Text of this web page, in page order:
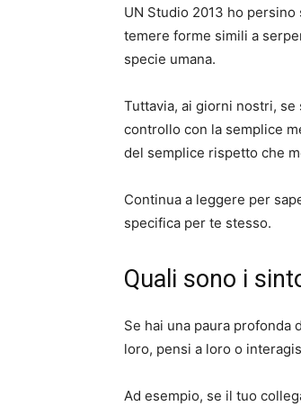
UN Studio 2013 ho persino
temere forme simili a
specie umana.
Tuttavia, ai giorni nostri,
controllo con la semplice
del semplice rispetto che
Continua a leggere per
specifica per te stesso.
Quali sono i
Se hai una paura
loro, pensi a loro o
Ad esempio, se il tuo